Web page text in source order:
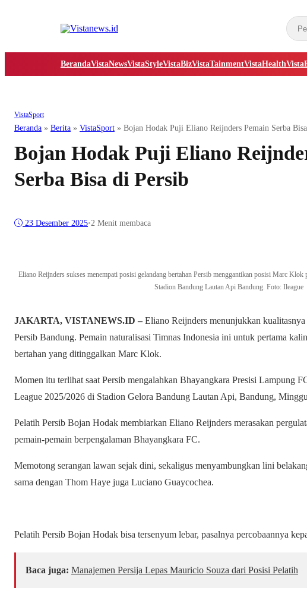
BerandaVistaNewsVistaStyleVistaBizVistaTainmentVistaHealth
VistaSport
Beranda » Berita » VistaSport » Bojan Hodak Puji Eliano Reijnders Pemain Serba
Bojan Hodak Puji Eliano
Serba Bisa di Persib
23 Desember 2025•2 Menit membaca
Eliano Reijnders sukses menempati posisi gelandang bertahan Persib menggantikan posisi Marc
Stadion Bandung Lautan Api Bandung. Foto: Ileague
JAKARTA, VISTANEWS.ID – Eliano Reijnders menunjukkan
Persib Bandung. Pemain naturalisasi Timnas Indonesia ini untuk pertama
bertahan yang ditinggalkan Marc Klok.
Momen itu terlihat saat Persib mengalahkan Bhayangkara Presisi Lampung
League 2025/2026 di Stadion Gelora Bandung Lautan Api, Bandung,
Pelatih Persib Bojan Hodak membiarkan Eliano Reijnders merasakan
pemain-pemain berpengalaman Bhayangkara FC.
Memotong serangan lawan sejak dini, sekaligus menyambungkan lini
sama dengan Thom Haye juga Luciano Guaycochea.
Pelatih Persib Bojan Hodak bisa tersenyum lebar, pasalnya percobaannya
Baca juga: Manajemen Persija Lepas Mauricio Souza dari Posisi Pelatih